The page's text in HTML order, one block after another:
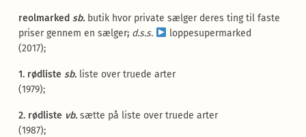
reolmarked sb. butik hvor private sælger deres ting til faste
priser gennem en sælger; d.s.s.
loppesupermarked
(2017);
1. rødliste sb. liste over truede arter
(1979);
2. rødliste vb. sætte på liste over truede arter
(1987);